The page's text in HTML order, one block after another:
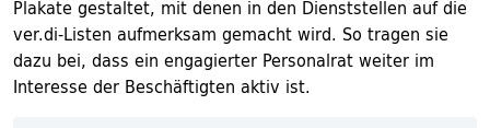
Plakate gestaltet, mit denen in den Dienststellen auf die
ver.di-Listen aufmerksam gemacht wird. So tragen sie
dazu bei, dass ein engagierter Personalrat weiter im
Interesse der Beschäftigten aktiv ist.